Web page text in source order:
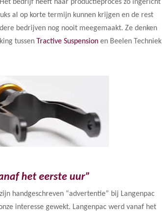
bedrijf heeft haar productieproces zo ingericht
al op korte termijn kunnen krijgen en de rest
bedrijven nog nooit meegemaakt. Ze denken
tussen Tractive Suspension en Beelen Techniek
het eerste uur”
handgeschreven “advertentie” bij Langenpac
interesse gewekt. Langenpac werd vanaf het